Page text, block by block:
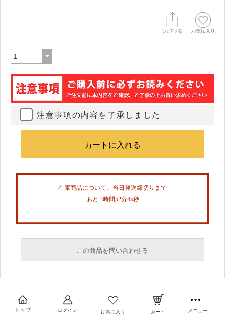
注意事項の内容を了承しました
在庫商品について、当日発送締切りまで
あと 3時間52分44秒
この商品を問い合わせる
トップ ログイン お気に入り カート メニュー